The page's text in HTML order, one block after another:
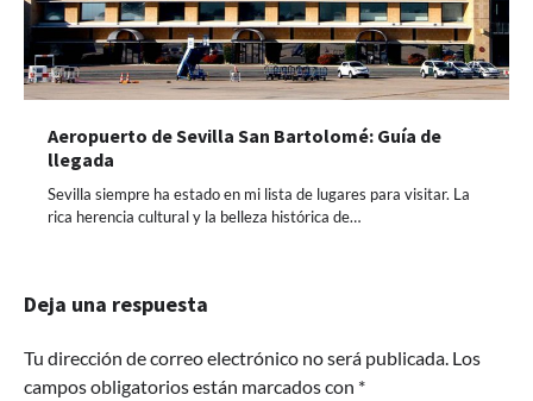
Aeropuerto de Sevilla San Bartolomé: Guía de
llegada
Sevilla siempre ha estado en mi lista de lugares para visitar. La
rica herencia cultural y la belleza histórica de…
Deja una respuesta
Tu dirección de correo electrónico no será publicada. Los
campos obligatorios están marcados con *